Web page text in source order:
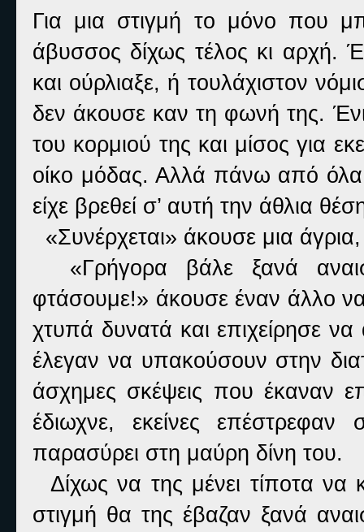
Για μια στιγμή το μόνο που
άβυσσος δίχως τέλος κι αρχή.
και ούρλιαξε, ή τουλάχιστον
δεν άκουσε καν τη φωνή της.
του κορμιού της και μίσος για
οίκο μόδας. Αλλά πάνω από όλα
είχε βρεθεί σ’ αυτή την άθλια
«Συνέρχεται» άκουσε μια
«Γρήγορα βάλε ξανά
φτάσουμε!» άκουσε έναν άλλο
χτυπά δυνατά και επιχείρησε
έλεγαν να υπακούσουν στην
άσχημες σκέψεις που έκαναν
έδιωχνε, εκείνες
παρασύρει στη μαύρη δίνη του.
Δίχως να της μένει τίποτα
στιγμή θα της έβαζαν ξανά